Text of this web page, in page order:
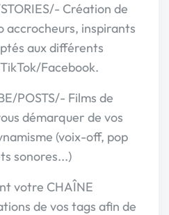
Création de
accrocheurs, inspirants
aux différents
Facebook.
POSTS/- Films de
démarquer de vos
(voix-off, pop
sonores...)
votre CHAÎNE
de vos tags afin de